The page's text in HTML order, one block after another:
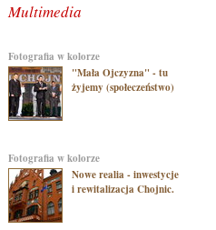
Multimedia
Fotografia w kolorze
"Mała Ojczyzna" - tu
żyjemy (społeczeństwo)
Fotografia w kolorze
Nowe realia - inwestycje
i rewitalizacja Chojnic.